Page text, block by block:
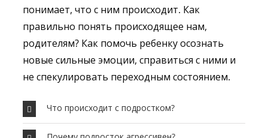
понимает, что с ним происходит. Как
правильно понять происходящее нам,
родителям? Как помочь ребенку осознать
новые сильные эмоции, справиться с ними и
не спекулировать переходным состоянием.
Что происходит с подростком?